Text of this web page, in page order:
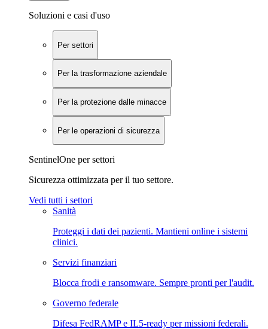
Soluzioni e casi d'uso
Per settori
Per la trasformazione aziendale
Per la protezione dalle minacce
Per le operazioni di sicurezza
SentinelOne per settori
Sicurezza ottimizzata per il tuo settore.
Vedi tutti i settori
Sanità
Proteggi i dati dei pazienti. Mantieni online i sistemi
clinici.
Servizi finanziari
Blocca frodi e ransomware. Sempre pronti per l'audit.
Governo federale
Difesa FedRAMP e IL5-ready per missioni federali.